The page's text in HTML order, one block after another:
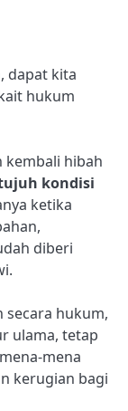
dapat kita
hukum
kembali hibah
kondisi
ketika
diberi
secara hukum,
ulama, tetap
mena
kerugian bagi